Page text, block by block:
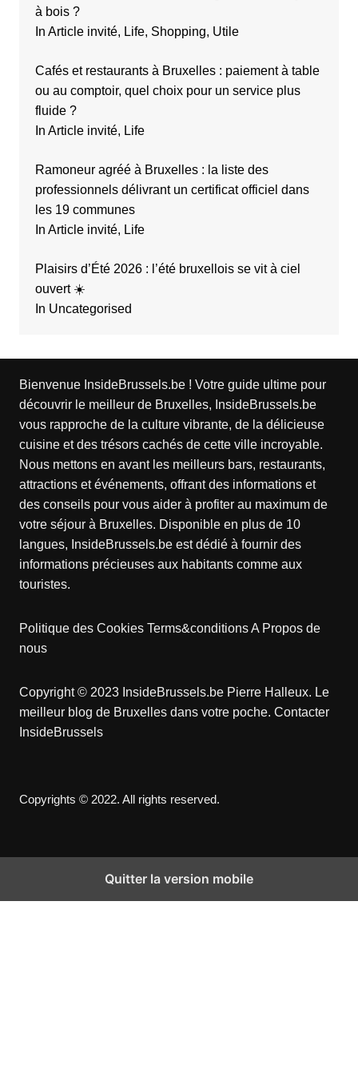
à bois ?
In Article invité, Life, Shopping, Utile
Cafés et restaurants à Bruxelles : paiement à table
ou au comptoir, quel choix pour un service plus
fluide ?
In Article invité, Life
Ramoneur agréé à Bruxelles : la liste des
professionnels délivrant un certificat officiel dans
les 19 communes
In Article invité, Life
Plaisirs d’Été 2026 : l’été bruxellois se vit à ciel
ouvert ☀️
In Uncategorised
Bienvenue InsideBrussels.be ! Votre guide ultime pour
découvrir le meilleur de Bruxelles, InsideBrussels.be
vous rapproche de la culture vibrante, de la délicieuse
cuisine et des trésors cachés de cette ville incroyable.
Nous mettons en avant les meilleurs bars, restaurants,
attractions et événements, offrant des informations et
des conseils pour vous aider à profiter au maximum de
votre séjour à Bruxelles. Disponible en plus de 10
langues, InsideBrussels.be est dédié à fournir des
informations précieuses aux habitants comme aux
touristes.
Politique des Cookies Terms&conditionsA Propos de
nous
Copyright © 2023 InsideBrussels.be Pierre Halleux. Le
meilleur blog de Bruxelles dans votre poche. Contacter
InsideBrussels
Copyrights © 2022. All rights reserved.
Quitter la version mobile